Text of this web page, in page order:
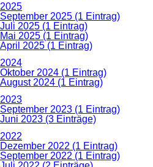
2025
September 2025 (1 Eintrag)
Juli 2025 (1 Eintrag)
Mai 2025 (1 Eintrag)
April 2025 (1 Eintrag)
2024
Oktober 2024 (1 Eintrag)
August 2024 (1 Eintrag)
2023
September 2023 (1 Eintrag)
Juni 2023 (3 Einträge)
2022
Dezember 2022 (1 Eintrag)
September 2022 (1 Eintrag)